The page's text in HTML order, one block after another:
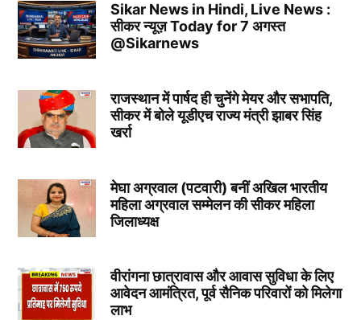
Sikar News in Hindi, Live News :
सीकर न्यूज़ Today for 7 अगस्त
@Sikarnews
राजस्थान में पार्षद ही चुनेंगे मेयर और सभापति,
सीकर में बोले यूडीएच राज्य मंत्री झाबर सिंह
खर्रा
मेघा अग्रवाल (पटवारी) बनीं अखिल भारतीय
महिला अग्रवाल सम्मेलन की सीकर महिला
जिलाध्यक्ष
वीरांगना छात्रावास और आवास सुविधा के लिए
आवेदन आमंत्रित, पूर्व सैनिक परिवारों को मिलेगा
लाभ